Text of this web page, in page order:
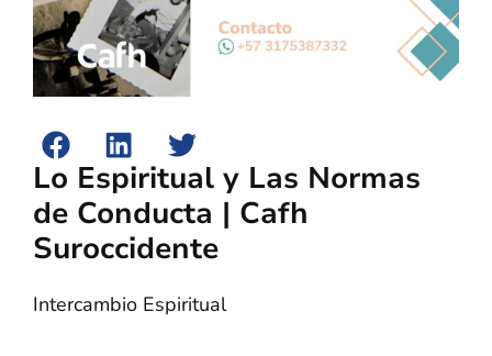
Lo Espiritual y Las Normas
de Conducta | Cafh
Suroccidente
Intercambio Espiritual